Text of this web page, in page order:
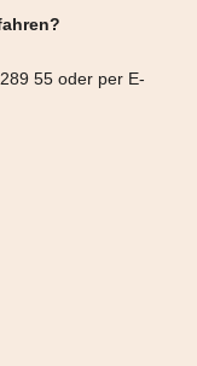
55 oder per E-